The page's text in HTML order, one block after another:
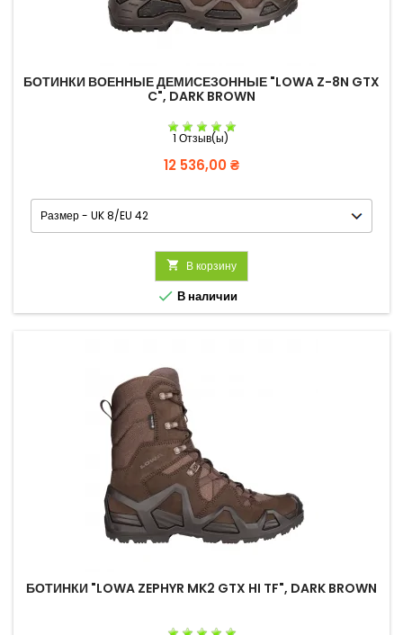
БОТИНКИ ВОЕННЫЕ ДЕМИСЕЗОННЫЕ "LOWA Z-8N GTX
C", DARK BROWN
1 Отзыв(ы)
Цена
12 536,00 ₴
 В корзину
 В наличии
БОТИНКИ "LOWA ZEPHYR MK2 GTX HI TF", DARK BROWN